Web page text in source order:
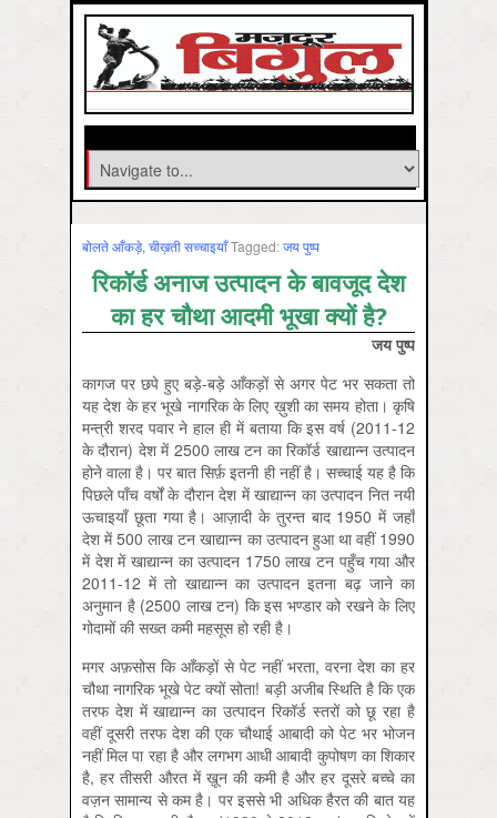
बोलते आँकड़े, चीख़ती सच्चाइयाँTagged:जय पुष्‍प
रिकॉर्ड अनाज उत्पादन के बावजूद देश
का हर चौथा आदमी भूखा क्यों है?
जय पुष्प
कागज पर छपे हुए बड़े-बड़े आँकड़ों से अगर पेट भर सकता तो
यह देश के हर भूखे नागरिक के लिए ख़ुशी का समय होता। कृषि
मन्त्री शरद पवार ने हाल ही में बताया कि इस वर्ष (2011-12
के दौरान) देश में 2500 लाख टन का रिकॉर्ड खाद्यान्न उत्पादन
होने वाला है। पर बात सिर्फ़ इतनी ही नहीं है। सच्चाई यह है कि
पिछले पाँच वर्षों के दौरान देश में खाद्यान्न का उत्पादन नित नयी
ऊचाइयाँ छूता गया है। आज़ादी के तुरन्त बाद 1950 में जहाँ
देश में 500 लाख टन खाद्यान्न का उत्पादन हुआ था वहीं 1990
में देश में खाद्यान्न का उत्पादन 1750 लाख टन पहुँच गया और
2011-12 में तो खाद्यान्न का उत्पादन इतना बढ़ जाने का
अनुमान है (2500 लाख टन) कि इस भण्डार को रखने के लिए
गोदामों की सख्त कमी महसूस हो रही है।
मगर अफ़सोस कि आँकड़ों से पेट नहीं भरता, वरना देश का हर
चौथा नागरिक भूखे पेट क्यों सोता! बड़ी अजीब स्थिति है कि एक
तरफ देश में खाद्यान्न का उत्पादन रिकॉर्ड स्तरों को छू रहा है
वहीं दूसरी तरफ देश की एक चौथाई आबादी को पेट भर भोजन
नहीं मिल पा रहा है और लगभग आधी आबादी कुपोषण का शिकार
है, हर तीसरी औरत में ख़ून की कमी है और हर दूसरे बच्चे का
वज़न सामान्य से कम है। पर इससे भी अधिक हैरत की बात यह